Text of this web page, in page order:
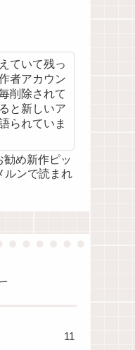
ていて残っ
者アカウン
削除されて
と新しいア
られていま
勧め新作ピッ
ルンで読まれ
11